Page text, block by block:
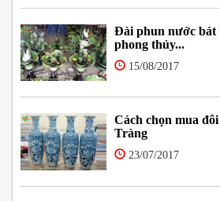
Đài phun nước bát
phong thủy...
15/08/2017
Cách chọn mua
Tràng
23/07/2017